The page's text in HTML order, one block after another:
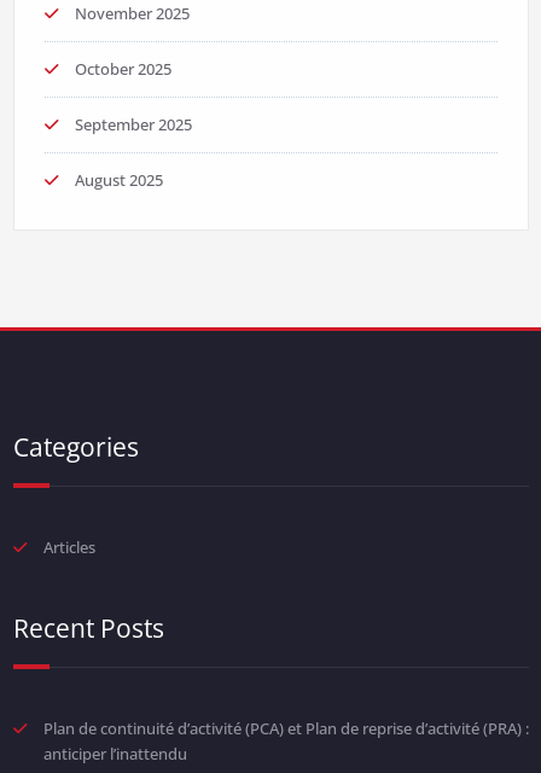
November 2025
October 2025
September 2025
August 2025
Categories
Articles
Recent Posts
Plan de continuité d’activité (PCA) et Plan de reprise d’activité (PRA) :
anticiper l’inattendu